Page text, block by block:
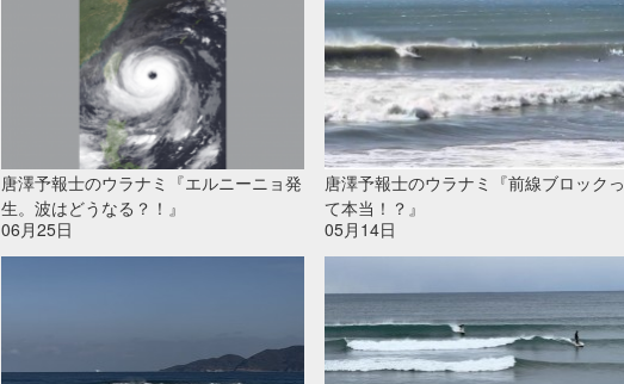
唐澤予報士のウラナミ『エルニーニョ発
生。波はどうなる？！』
06月25日
唐澤予報士のウラナミ『前線ブロックっ
て本当！？』
05月14日